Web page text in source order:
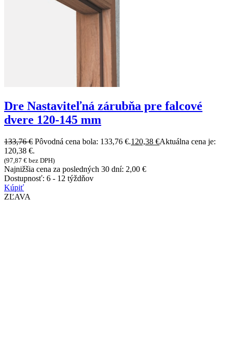
Dre Nastaviteľná zárubňa pre falcové
dvere 120-145 mm
133,76€ Pôvodná cena bola: 133,76 €.120,38 €Aktuálna cena je:
120,38 €.
(97,87 € bez DPH)
Najnižšia cena za posledných 30 dní: 2,00 €
Dostupnosť: 6 - 12 týždňov
Kúpiť
ZĽAVA